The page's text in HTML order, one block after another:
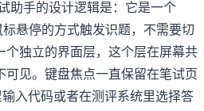
助手的设计逻辑是：它是一个
悬停的方式触发识题，不需要切
个独立的界面层，这个层在屏幕共
可见。键盘焦点一直保留在笔试页
入代码或者在测评系统里选择答